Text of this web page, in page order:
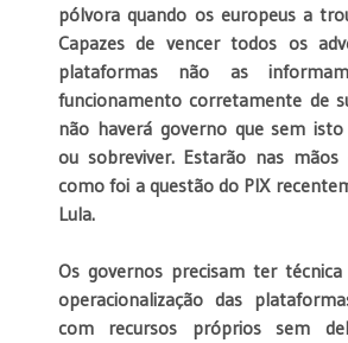
pólvora quando os europeus a
Capazes de vencer todos os
plataformas não as
funcionamento corretamente de
não haverá governo que sem
ou sobreviver. Estarão nas
como foi a questão do PIX
Lula.
Os governos precisam ter
operacionalização das
com recursos próprios sem